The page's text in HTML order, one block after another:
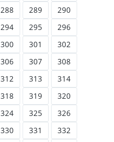
288 289
290
294 295
296
300 301
302
306 307
308
312 313
314
318 319
320
324 325
326
330 331
332